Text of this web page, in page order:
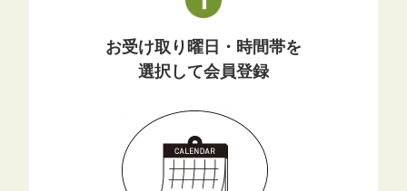
お受け取り曜日・時間帯を
選択して会員登録